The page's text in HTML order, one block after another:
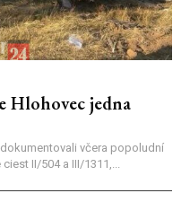
Hlohovec jedna
včera popoludní
II/504 a III/1311,...